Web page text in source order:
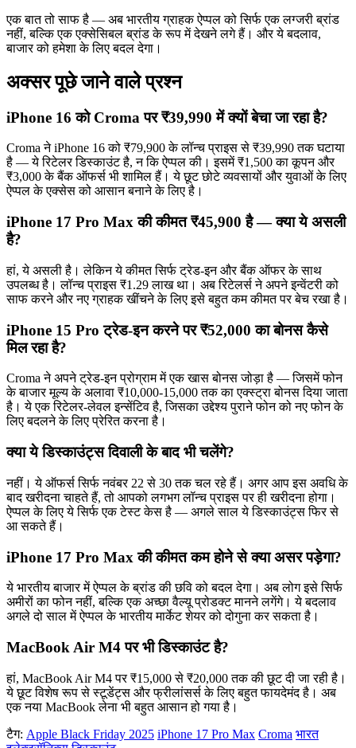
एक बात तो साफ है — अब भारतीय ग्राहक ऐप्पल को सिर्फ एक लग्जरी ब्रांड
नहीं, बल्कि एक एक्सेसिबल ब्रांड के रूप में देखने लगे हैं। और ये बदलाव,
बाजार को हमेशा के लिए बदल देगा।
अक्सर पूछे जाने वाले प्रश्न
iPhone 16 को Croma पर ₹39,990 में क्यों बेचा जा रहा है?
Croma ने iPhone 16 को ₹79,900 के लॉन्च प्राइस से ₹39,990 तक घटाया
है — ये रिटेलर डिस्काउंट है, न कि ऐप्पल की। इसमें ₹1,500 का कूपन और
₹3,000 के बैंक ऑफर्स भी शामिल हैं। ये छूट छोटे व्यवसायों और युवाओं के लिए
ऐप्पल के एक्सेस को आसान बनाने के लिए है।
iPhone 17 Pro Max की कीमत ₹45,900 है — क्या ये असली
है?
हां, ये असली है। लेकिन ये कीमत सिर्फ ट्रेड-इन और बैंक ऑफर के साथ
उपलब्ध है। लॉन्च प्राइस ₹1.29 लाख था। अब रिटेलर्स ने अपने इन्वेंटरी को
साफ करने और नए ग्राहक खींचने के लिए इसे बहुत कम कीमत पर बेच रखा है।
iPhone 15 Pro ट्रेड-इन करने पर ₹52,000 का बोनस कैसे
मिल रहा है?
Croma ने अपने ट्रेड-इन प्रोग्राम में एक खास बोनस जोड़ा है — जिसमें फोन
के बाजार मूल्य के अलावा ₹10,000-15,000 तक का एक्स्ट्रा बोनस दिया जाता
है। ये एक रिटेलर-लेवल इन्सेंटिव है, जिसका उद्देश्य पुराने फोन को नए फोन के
लिए बदलने के लिए प्रेरित करना है।
क्या ये डिस्काउंट्स दिवाली के बाद भी चलेंगे?
नहीं। ये ऑफर्स सिर्फ नवंबर 22 से 30 तक चल रहे हैं। अगर आप इस अवधि के
बाद खरीदना चाहते हैं, तो आपको लगभग लॉन्च प्राइस पर ही खरीदना होगा।
ऐप्पल के लिए ये सिर्फ एक टेस्ट केस है — अगले साल ये डिस्काउंट्स फिर से
आ सकते हैं।
iPhone 17 Pro Max की कीमत कम होने से क्या असर पड़ेगा?
ये भारतीय बाजार में ऐप्पल के ब्रांड की छवि को बदल देगा। अब लोग इसे सिर्फ
अमीरों का फोन नहीं, बल्कि एक अच्छा वैल्यू प्रोडक्ट मानने लगेंगे। ये बदलाव
अगले दो साल में ऐप्पल के भारतीय मार्केट शेयर को दोगुना कर सकता है।
MacBook Air M4 पर भी डिस्काउंट है?
हां, MacBook Air M4पर ₹15,000 से ₹20,000 तक की छूट दी जा रही है।
ये छूट विशेष रूप से स्टूडेंट्स और फ्रीलांसर्स के लिए बहुत फायदेमंद है। अब
एक नया MacBook लेना भी बहुत आसान हो गया है।
टैग: Apple Black Friday 2025 iPhone 17 Pro Max Croma भारत